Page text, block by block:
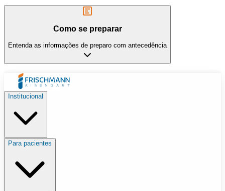
Como se preparar
Entenda as informações de preparo com antecedência
Institucional
Para pacientes